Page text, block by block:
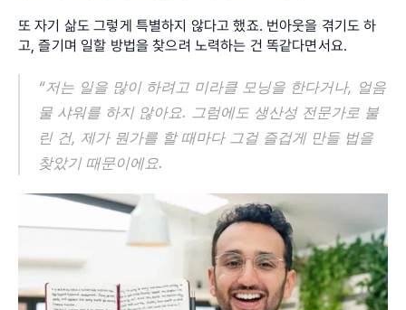
또 자기 삶도 그렇게 특별하지 않다고 했죠. 번아웃을 겪기도 하
고, 즐기며 일할 방법을 찾으려 노력하는 건 똑같다면서요.
“저는 일을 많이 하려고 미라클 모닝을 한다거나, 얼음
물 샤워를 하지 않아요. 그럼에도 생산성 전문가로 불
린 건, 제가 뭔가를 할 때마다 그걸 즐겁게 만들 법을
찾았기 때문이에요.